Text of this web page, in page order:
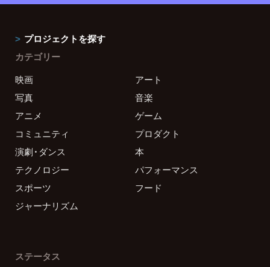
プロジェクトを探す
カテゴリー
映画
アート
写真
音楽
アニメ
ゲーム
コミュニティ
プロダクト
演劇・ダンス
本
テクノロジー
パフォーマンス
スポーツ
フード
ジャーナリズム
ステータス